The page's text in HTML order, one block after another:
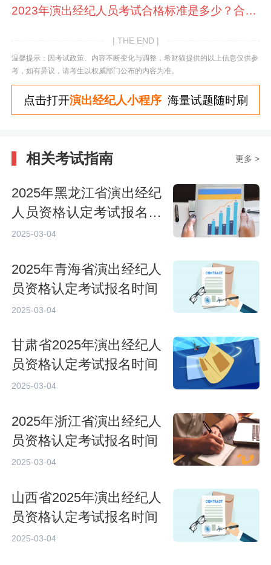
2023年演出经纪人员考试合格标准是多少？合格分数线是什么？
| THE END |
温馨提示：因考试政策、内容不断变化与调整，希财猫提供的以上信息仅供参
考，如有异议，请考生以权威部门公布的内容为准。
点击打开演出经纪人小程序海量试题随时刷
相关考试指南 更多 >
2025年黑龙江省演出经纪
人员资格认定考试报名时
间
2025-03-04
2025年青海省演出经纪人
员资格认定考试报名时间
2025-03-04
甘肃省2025年演出经纪人
员资格认定考试报名时间
2025-03-04
2025年浙江省演出经纪人
员资格认定考试报名时间
2025-03-04
山西省2025年演出经纪人
员资格认定考试报名时间
2025-03-04